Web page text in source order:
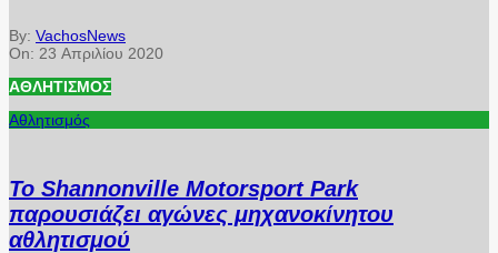
By: VachosNews
On: 23 Απριλίου 2020
ΑΘΛΗΤΙΣΜΌΣ
Αθλητισμός
Το Shannonville Motorsport Park
παρουσιάζει αγώνες μηχανοκίνητου
αθλητισμού